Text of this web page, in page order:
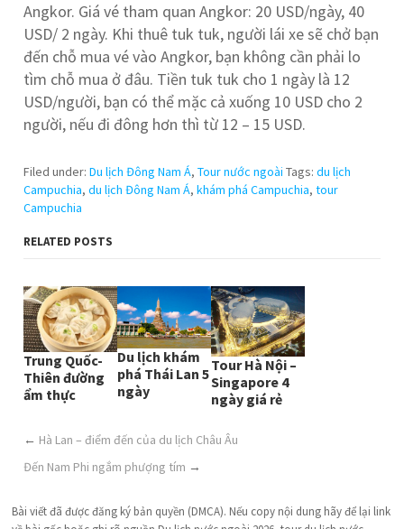
Angkor. Giá vé tham quan Angkor: 20 USD/ngày, 40
USD/ 2 ngày. Khi thuê tuk tuk, người lái xe sẽ chở bạn
đến chỗ mua vé vào Angkor, bạn không cần phải lo
tìm chỗ mua ở đâu. Tiền tuk tuk cho 1 ngày là 12
USD/người, bạn có thể mặc cả xuống 10 USD cho 2
người, nếu đi đông hơn thì từ 12 – 15 USD.
Filed under:Du lịch Đông Nam Á,Tour nước ngoài Tags:du lịch
Campuchia,du lịch Đông Nam Á,khám phá Campuchia,tour
Campuchia
RELATED POSTS
Trung Quốc-
Thiên đường
ẩm thực
Du lịch khám
phá Thái Lan 5
ngày
Tour Hà Nội –
Singapore 4
ngày giá rẻ
← Hà Lan – điểm đến của du lịch Châu Âu
Đến Nam Phi ngắm phượng tím →
Bài viết đã được đăng ký bản quyền (DMCA). Nếu copy nội dung hãy để lại link